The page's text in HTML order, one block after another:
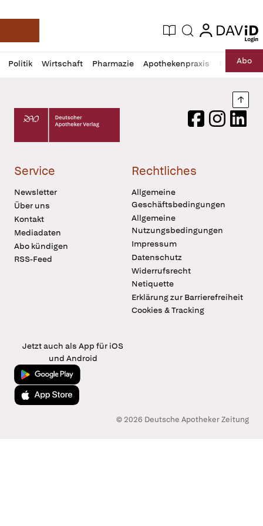
Deutsche Apotheker Zeitung
Aktuelle Ausgabe
Suche login
login
Politik Wirtschaft Pharmazie Apothekenpraxis RechtAbo
Profil
öffnen
Daz
Pur
Deutscher Apotheker Verlag Logo
FacebookInstagram
Service
Newsletter
Über uns
Kontakt
Mediadaten
Abo kündigen
RSS-Feed
Rechtliches
Allgemeine
Geschäftsbedingungen
Allgemeine
Nutzungsbedingungen
Impressum
Datenschutz
Widerrufsrecht
Netiquette
Erklärung zur Barrierefreiheit
Cookies & Tracking
Jetzt auch als App für iOS
und Android
Jetzt bei Google Play
Laden im App Store
© 2026 Deutsche Apotheker Zeitung